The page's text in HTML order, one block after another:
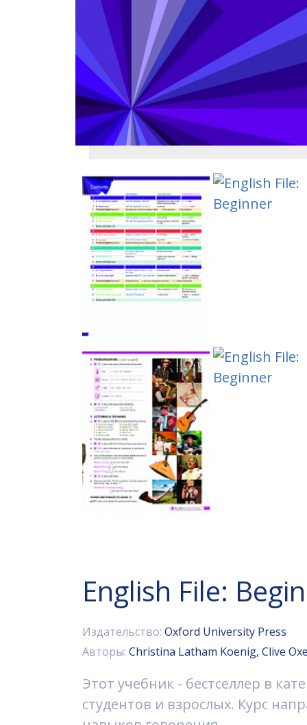
English File:
Издательство: Oxford University Press
Авторы: Christina Latham Koenig, Clive
Этот учебник - бестселлер в
студентов и взрослых. Курс